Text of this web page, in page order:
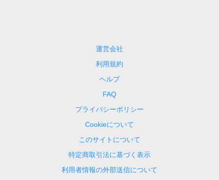
運営会社
利用規約
ヘルプ
FAQ
プライバシーポリシー
Cookieについて
このサイトについて
特定商取引法に基づく表示
利用者情報の外部送信について